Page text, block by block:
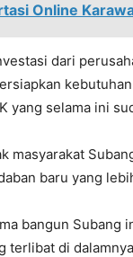
Online
dari
yang selama ini
masyarakat
baru yang
bangun Subang
terlibat di